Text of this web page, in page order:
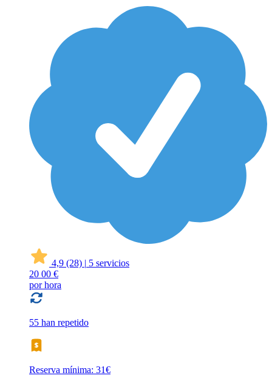
4,9 (28) | 5 servicios
20 00 €
por hora
55 han repetido
Reserva mínima: 31€